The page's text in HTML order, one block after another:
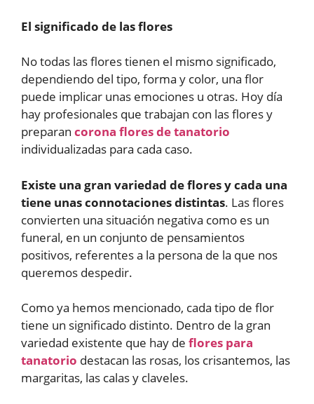
El significado de las flores
No todas las flores tienen el mismo significado,
dependiendo del tipo, forma y color, una flor
puede implicar unas emociones u otras. Hoy día
hay profesionales que trabajan con las flores y
preparan corona flores de tanatorio
individualizadas para cada caso.
Existe una gran variedad de flores y cada una
tiene unas connotaciones distintas. Las flores
convierten una situación negativa como es un
funeral, en un conjunto de pensamientos
positivos, referentes a la persona de la que nos
queremos despedir.
Como ya hemos mencionado, cada tipo de flor
tiene un significado distinto. Dentro de la gran
variedad existente que hay de flores para
tanatorio destacan las rosas, los crisantemos, las
margaritas, las calas y claveles.